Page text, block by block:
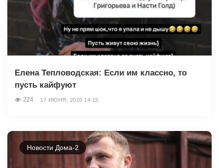
Елена Тепловодская: Если им классно, то
пусть кайфуют
224 17 ИЮНЯ, 2026 14:15
Новости Дома-2